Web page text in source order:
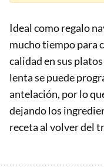
Ideal como regalo
mucho tiempo para
calidad en sus
lenta se puede
antelación, por lo
dejando los
receta al volver del